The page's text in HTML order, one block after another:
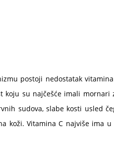
postoji nedostatak
koju su najčešće imali
sudova, slabe kosti usled
koži. Vitamina C najviše ima